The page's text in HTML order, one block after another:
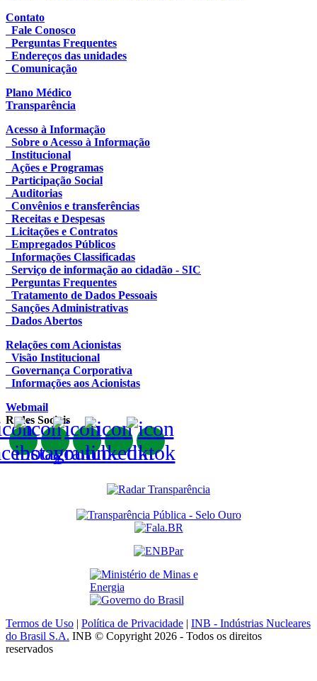
Contato
Fale Conosco
Perguntas Frequentes
Endereços das unidades
Comunicação
Plano Médico
Transparência
Acesso à Informação
Sobre o Acesso à Informação
Institucional
Ações e Programas
Participação Social
Auditorias
Convênios e transferências
Receitas e Despesas
Licitações e Contratos
Empregados Públicos
Informações Classificadas
Serviço de informação ao cidadão - SIC
Perguntas Frequentes
Tratamento de Dados Pessoais
Sanções Administrativas
Dados Abertos
Relações com Acionistas
Visão Institucional
Governança Corporativa
Informações aos Acionistas
Webmail
Redes Sociais
Termos de Uso | Política de Privacidade | INB - Indústrias Nucleares
do Brasil S.A. INB © Copyright 2026 - Todos os direitos
reservados